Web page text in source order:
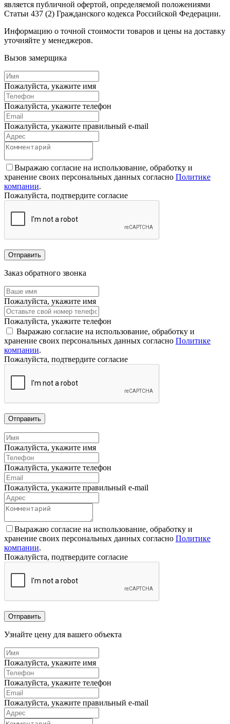
является публичной офертой, определяемой положениями
Статьи 437 (2) Гражданского кодекса Российской Федерации.
Информацию о точной стоимости товаров и цены на доставку
уточняйте у менеджеров.
Вызов замерщика
Пожалуйста, укажите имя
Пожалуйста, укажите телефон
Пожалуйста, укажите правильный e-mail
Выражаю согласие на использование, обработку и
хранение своих персональных данных согласно Политике
компании.
Пожалуйста, подтвердите согласие
Отправить
Заказ обратного звонка
Пожалуйста, укажите имя
Пожалуйста, укажите телефон
Выражаю согласие на использование, обработку и
хранение своих персональных данных согласно Политике
компании.
Пожалуйста, подтвердите согласие
Отправить
Пожалуйста, укажите имя
Пожалуйста, укажите телефон
Пожалуйста, укажите правильный e-mail
Выражаю согласие на использование, обработку и
хранение своих персональных данных согласно Политике
компании.
Пожалуйста, подтвердите согласие
Отправить
Узнайте цену для вашего объекта
Пожалуйста, укажите имя
Пожалуйста, укажите телефон
Пожалуйста, укажите правильный e-mail